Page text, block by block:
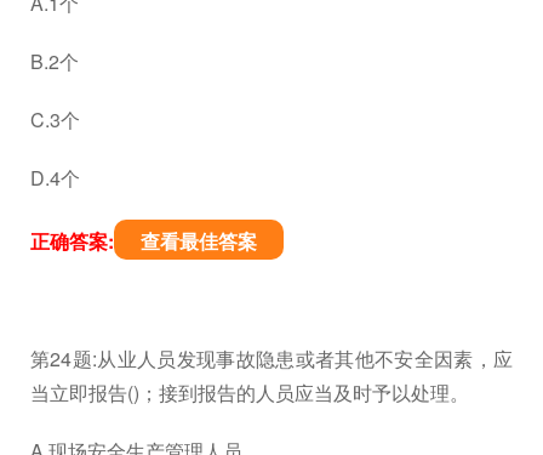
B.2个
C.3个
D.4个
正确答案: 查看最佳答案
第24题:从业人员发现事故隐患或者其他不安全因素，应
当立即报告()；接到报告的人员应当及时予以处理。